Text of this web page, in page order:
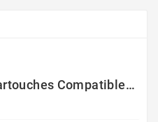
Pack 2 Cartouches Compatible Avec HP 301 XL Noir Et Couleur